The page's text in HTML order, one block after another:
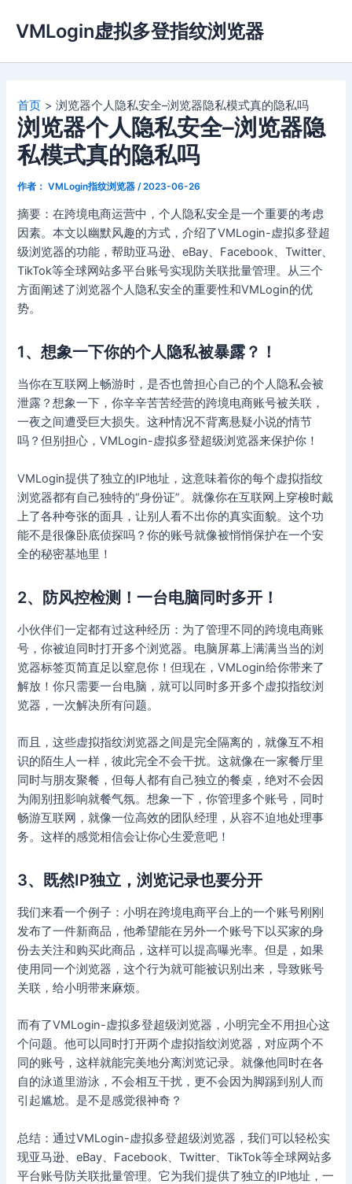
容
VMLogin虚拟多登指纹浏览器
首页 浏览器个人隐私安全–浏览器隐私模式真的隐私吗
浏览器个人隐私安全–浏览器隐
私模式真的隐私吗
作者： VMLogin指纹浏览器 /2023-06-26
摘要：在跨境电商运营中，个人隐私安全是一个重要的考虑
因素。本文以幽默风趣的方式，介绍了VMLogin-虚拟多登超
级浏览器的功能，帮助亚马逊、eBay、Facebook、Twitter、
TikTok等全球网站多平台账号实现防关联批量管理。从三个
方面阐述了浏览器个人隐私安全的重要性和VMLogin的优
势。
1、想象一下你的个人隐私被暴露？！
当你在互联网上畅游时，是否也曾担心自己的个人隐私会被
泄露？想象一下，你辛辛苦苦经营的跨境电商账号被关联，
一夜之间遭受巨大损失。这种情况不背离悬疑小说的情节
吗？但别担心，VMLogin-虚拟多登超级浏览器来保护你！
VMLogin提供了独立的IP地址，这意味着你的每个虚拟指纹
浏览器都有自己独特的“身份证”。就像你在互联网上穿梭时戴
上了各种夸张的面具，让别人看不出你的真实面貌。这个功
能不是很像卧底侦探吗？你的账号就像被悄悄保护在一个安
全的秘密基地里！
2、防风控检测！一台电脑同时多开！
小伙伴们一定都有过这种经历：为了管理不同的跨境电商账
号，你被迫同时打开多个浏览器。电脑屏幕上满满当当的浏
览器标签页简直足以窒息你！但现在，VMLogin给你带来了
解放！你只需要一台电脑，就可以同时多开多个虚拟指纹浏
览器，一次解决所有问题。
而且，这些虚拟指纹浏览器之间是完全隔离的，就像互不相
识的陌生人一样，彼此完全不会干扰。这就像在一家餐厅里
同时与朋友聚餐，但每人都有自己独立的餐桌，绝对不会因
为闹别扭影响就餐气氛。想象一下，你管理多个账号，同时
畅游互联网，就像一位高效的团队经理，从容不迫地处理事
务。这样的感觉相信会让你心生爱意吧！
3、既然IP独立，浏览记录也要分开
我们来看一个例子：小明在跨境电商平台上的一个账号刚刚
发布了一件新商品，他希望能在另外一个账号下以买家的身
份去关注和购买此商品，这样可以提高曝光率。但是，如果
使用同一个浏览器，这个行为就可能被识别出来，导致账号
关联，给小明带来麻烦。
而有了VMLogin-虚拟多登超级浏览器，小明完全不用担心这
个问题。他可以同时打开两个虚拟指纹浏览器，对应两个不
同的账号，这样就能完美地分离浏览记录。就像他同时在各
自的泳道里游泳，不会相互干扰，更不会因为脚踢到别人而
引起尴尬。是不是感觉很神奇？
总结：通过VMLogin-虚拟多登超级浏览器，我们可以轻松实
现亚马逊、eBay、Facebook、Twitter、TikTok等全球网站多
平台账号防关联批量管理。它为我们提供了独立的IP地址，一